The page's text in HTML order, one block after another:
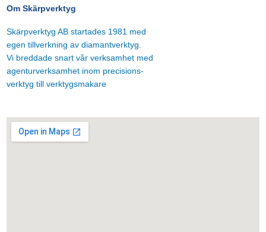
Om Skärpverktyg
Skärpverktyg AB startades 1981 med
egen tillverkning av diamantverktyg.
Vi breddade snart vår verksamhet med
agenturverksamhet inom precisions-
verktyg till verktygsmakare